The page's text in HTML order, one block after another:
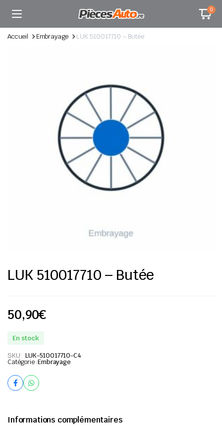
0
Accueil Embrayage LUK 510017710 – Butée
LUK 510017710 – Butée
50,90€
En stock
SKU: LUK-510017710-C4
Catégorie :Embrayage
Informations complémentaires